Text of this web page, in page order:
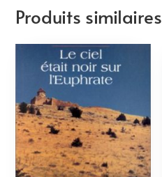
Produits similaires